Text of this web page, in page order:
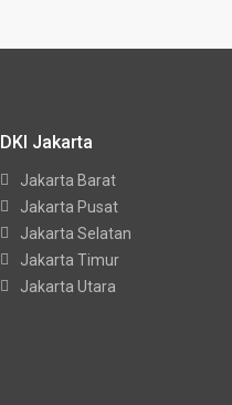
DKI Jakarta
Jakarta Barat
Jakarta Pusat
Jakarta Selatan
Jakarta Timur
Jakarta Utara